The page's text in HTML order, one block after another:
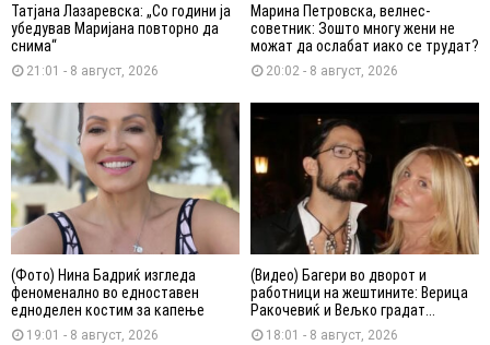
Татјана Лазаревска: „Со години ја
убедував Маријана повторно да
снима“
21:01 - 8 август, 2026
Марина Петровска, велнес-
советник: Зошто многу жени не
можат да ослабат иако се трудат?
20:02 - 8 август, 2026
(Фото) Нина Бадриќ изгледа
феноменално во едноставен
едноделен костим за капење
19:01 - 8 август, 2026
(Видео) Багери во дворот и
работници на жештините: Верица
Ракочевиќ и Вељко градат...
18:01 - 8 август, 2026